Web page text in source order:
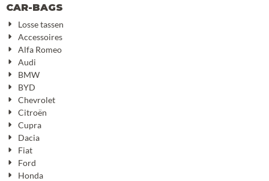
CAR-BAGS
Losse tassen
Accessoires
Alfa Romeo
Audi
BMW
BYD
Chevrolet
Citroën
Cupra
Dacia
Fiat
Ford
Honda